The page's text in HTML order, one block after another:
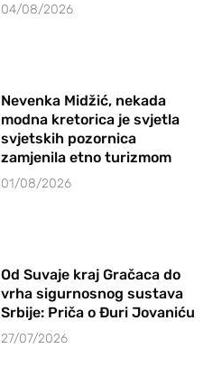
04/08/2026
Nevenka Midžić, nekada
modna kretorica je svjetla
svjetskih pozornica
zamjenila etno turizmom
01/08/2026
Od Suvaje kraj Gračaca do
vrha sigurnosnog sustava
Srbije: Priča o Đuri Jovaniću
27/07/2026